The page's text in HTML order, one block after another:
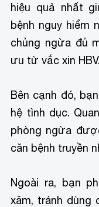
hiệu quả nhất
bệnh nguy hiểm
chủng ngừa đủ
ưu từ vắc xin HBV.
Bên cạnh đó,
hệ tình dục.
phòng ngừa
căn bệnh truyền
Ngoài ra, bạn
xăm, tránh dùng